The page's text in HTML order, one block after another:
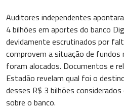
Auditores independentes
4 bilhões em aportes do banco
devidamente escrutinados por
comprovem a situação de fundos
foram alocados. Documentos e
Estadão revelam qual foi o
desses R$ 3 bilhões
sobre o banco.